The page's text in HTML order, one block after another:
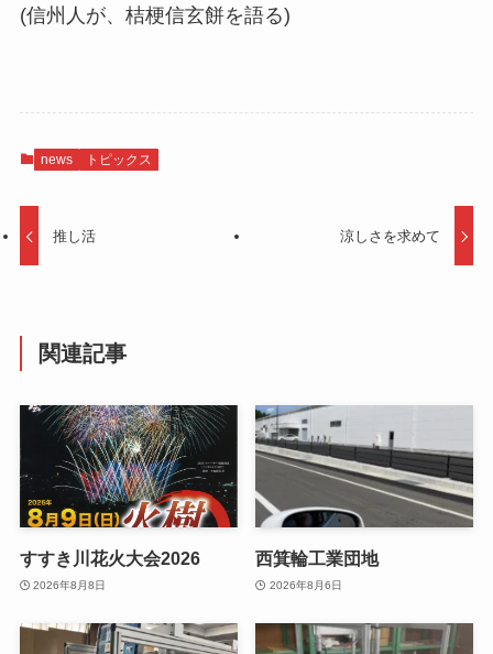
(信州人が、桔梗信玄餅を語る)
news トピックス
推し活 涼しさを求めて
関連記事
すすき川花火大会2026
2026年8月8日
西箕輪工業団地
2026年8月6日